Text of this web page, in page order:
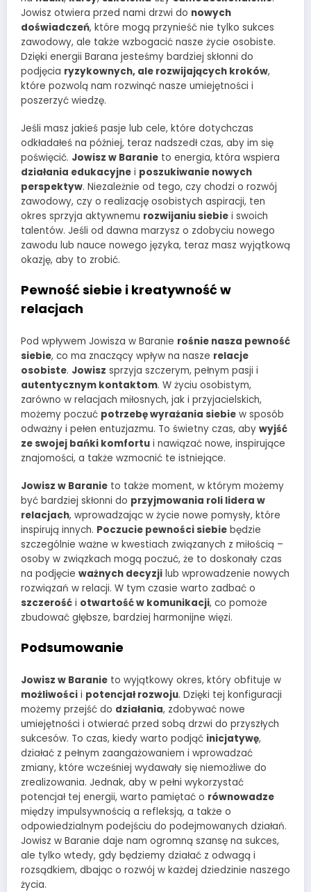
Jowisz otwiera przed nami drzwi do nowych
doświadczeń, które mogą przynieść nie tylko sukces
zawodowy, ale także wzbogacić nasze życie osobiste.
Dzięki energii Barana jesteśmy bardziej skłonni do
podjęcia ryzykownych, ale rozwijających kroków,
które pozwolą nam rozwinąć nasze umiejętności i
poszerzyć wiedzę.
Jeśli masz jakieś pasje lub cele, które dotychczas
odkładałeś na później, teraz nadszedł czas, aby im się
poświęcić. Jowisz w Baranie to energia, która wspiera
działania edukacyjne i poszukiwanie nowych
perspektyw. Niezależnie od tego, czy chodzi o rozwój
zawodowy, czy o realizację osobistych aspiracji, ten
okres sprzyja aktywnemu rozwijaniu siebie i swoich
talentów. Jeśli od dawna marzysz o zdobyciu nowego
zawodu lub nauce nowego języka, teraz masz wyjątkową
okazję, aby to zrobić.
Pewność siebie i kreatywność w
relacjach
Pod wpływem Jowisza w Baranie rośnie nasza pewność
siebie, co ma znaczący wpływ na nasze relacje
osobiste. Jowisz sprzyja szczerym, pełnym pasji i
autentycznym kontaktom. W życiu osobistym,
zarówno w relacjach miłosnych, jak i przyjacielskich,
możemy poczuć potrzebę wyrażania siebie w sposób
odważny i pełen entuzjazmu. To świetny czas, aby wyjść
ze swojej bańki komfortu i nawiązać nowe, inspirujące
znajomości, a także wzmocnić te istniejące.
Jowisz w Baranie to także moment, w którym możemy
być bardziej skłonni do przyjmowania roli lidera w
relacjach, wprowadzając w życie nowe pomysły, które
inspirują innych. Poczucie pewności siebie będzie
szczególnie ważne w kwestiach związanych z miłością –
osoby w związkach mogą poczuć, że to doskonały czas
na podjęcie ważnych decyzji lub wprowadzenie nowych
rozwiązań w relacji. W tym czasie warto zadbać o
szczerość i otwartość w komunikacji, co pomoże
zbudować głębsze, bardziej harmonijne więzi.
Podsumowanie
Jowisz w Baranie to wyjątkowy okres, który obfituje w
możliwości i potencjał rozwoju. Dzięki tej konfiguracji
możemy przejść do działania, zdobywać nowe
umiejętności i otwierać przed sobą drzwi do przyszłych
sukcesów. To czas, kiedy warto podjąć inicjatywę,
działać z pełnym zaangażowaniem i wprowadzać
zmiany, które wcześniej wydawały się niemożliwe do
zrealizowania. Jednak, aby w pełni wykorzystać
potencjał tej energii, warto pamiętać o równowadze
między impulsywnością a refleksją, a także o
odpowiedzialnym podejściu do podejmowanych działań.
Jowisz w Baranie daje nam ogromną szansę na sukces,
ale tylko wtedy, gdy będziemy działać z odwagą i
rozsądkiem, dbając o rozwój w każdej dziedzinie naszego
życia.